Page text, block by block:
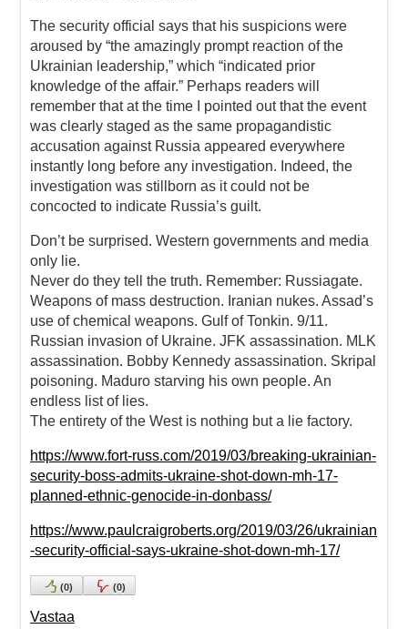
The security official says that his suspicions were
aroused by “the amazingly prompt reaction of the
Ukrainian leadership,” which “indicated prior
knowledge of the affair.” Perhaps readers will
remember that at the time I pointed out that the event
was clearly staged as the same propagandistic
accusation against Russia appeared everywhere
instantly long before any investigation. Indeed, the
investigation was stillborn as it could not be
concocted to indicate Russia’s guilt.
Don’t be surprised. Western governments and media
only lie.
Never do they tell the truth. Remember: Russiagate.
Weapons of mass destruction. Iranian nukes. Assad’s
use of chemical weapons. Gulf of Tonkin. 9/11.
Russian invasion of Ukraine. JFK assassination. MLK
assassination. Bobby Kennedy assassination. Skripal
poisoning. Maduro starving his own people. An
endless list of lies.
The entirety of the West is nothing but a lie factory.
https://www.fort-russ.com/2019/03/breaking-ukrainian-
security-boss-admits-ukraine-shot-down-mh-17-
planned-ethnic-genocide-in-donbass/
https://www.paulcraigroberts.org/2019/03/26/ukrainian
-security-official-says-ukraine-shot-down-mh-17/
(0) (0)
Vastaa